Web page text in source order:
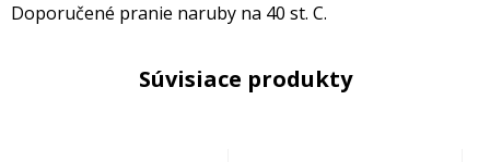
Doporučené pranie naruby na 40 st. C.
Súvisiace produkty